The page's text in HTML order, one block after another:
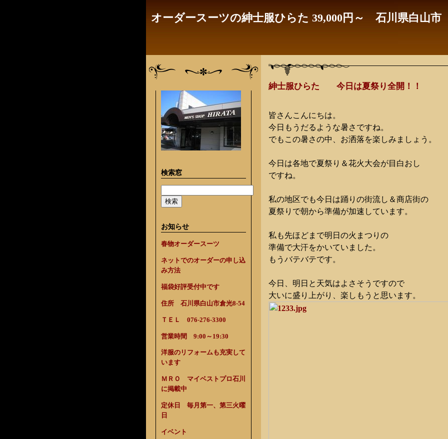
オーダースーツの紳士服ひらた 39,000円～ 石川県白山市
検索窓
お知らせ
春物オーダースーツ
ネットでのオーダーの申し込
み方法
福袋好評受付中です
住所 石川県白山市倉光8-54
ＴＥＬ 076-276-3300
営業時間 9:00～19:30
洋服のリフォームも充実して
います
ＭＲＯ マイベストプロ石川
に掲載中
定休日 毎月第一、第三火曜
日
イベント
紳士服ひらた 今日は夏祭り全開！！
皆さんこんにちは。
今日もうだるような暑さですね。
でもこの暑さの中、お洒落を楽しみましょう。
今日は各地で夏祭り＆花火大会が目白おし
ですね。
私の地区でも今日は踊りの街流し＆商店街の
夏祭りで朝から準備が加速しています。
私も先ほどまで明日の火まつりの
準備で大汗をかいていました。
もうバテバテです。
今日、明日と天気はよさそうですので
大いに盛り上がり、楽しもうと思います。